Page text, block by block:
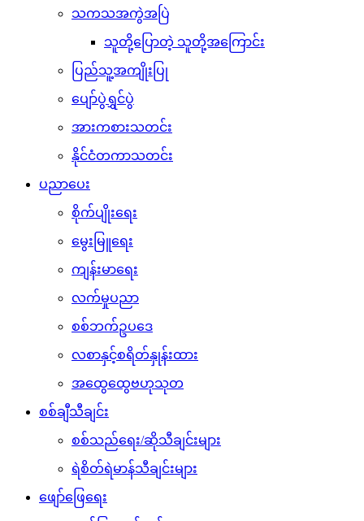
သကသအကွဲအပြဲ
သူတို့ပြောတဲ့ သူတို့အကြောင်း
ပြည်သူ့အကျိုးပြု
ပျော်ပွဲရွှင်ပွဲ
အားကစားသတင်း
နိုင်ငံတကာသတင်း
ပညာပေး
စိုက်ပျိုးရေး
မွေးမြူရေး
ကျန်းမာရေး
လက်မှုပညာ
စစ်ဘက်ဥပဒေ
လစာနှင့်စရိတ်နှုန်းထား
အထွေထွေဗဟုသုတ
စစ်ချီသီချင်း
စစ်သည်ရေး/ဆိုသီချင်းများ
ရဲစိတ်ရဲမာန်သီချင်းများ
ဖျော်ဖြေရေး